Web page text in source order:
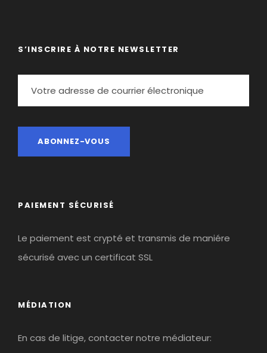
S’INSCRIRE À NOTRE NEWSLETTER
PAIEMENT SÉCURISÉ
Le paiement est crypté et transmis de maniére
sécurisé avec un certificat SSL
MÉDIATION
En cas de litige, contacter notre médiateur: